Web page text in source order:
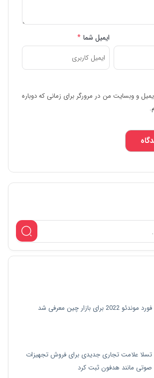
ایمیل شما *
و وبسایت من در مرورگر برای زمانی که دوباره
فورد موندئو 2022 برای بازار چین معرفی شد
تسلا علامت تجاری جدیدی برای فروش تجهیزات
صوتی مانند هدفون ثبت کرد